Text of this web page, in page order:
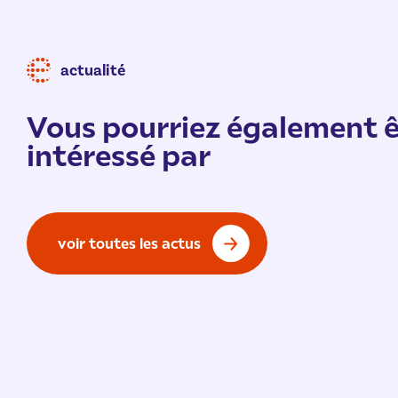
actualité
Vous pourriez également
intéressé par
voir toutes les actus